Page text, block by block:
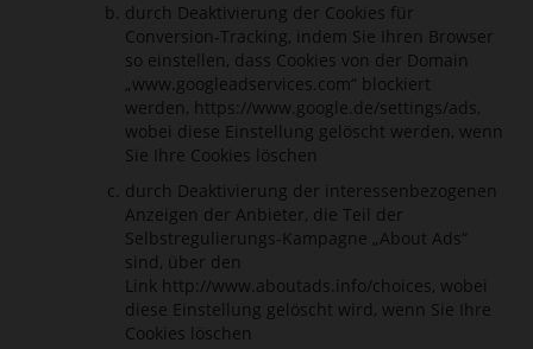
durch Deaktivierung der Cookies für
Conversion-Tracking, indem Sie Ihren Browser
so einstellen, dass Cookies von der Domain
„www.googleadservices.com“ blockiert
werden, https://www.google.de/settings/ads,
wobei diese Einstellung gelöscht werden, wenn
Sie Ihre Cookies löschen
durch Deaktivierung der interessenbezogenen
Anzeigen der Anbieter, die Teil der
Selbstregulierungs-Kampagne „About Ads“
sind, über den
Link http://www.aboutads.info/choices, wobei
diese Einstellung gelöscht wird, wenn Sie Ihre
Cookies löschen